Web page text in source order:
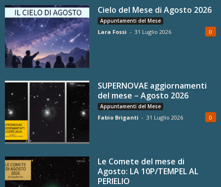
Cielo del Mese di Agosto 2026
Appuntamenti del Mese
Lara Fossi - 31 Luglio 2026 0
SUPERNOVAE aggiornamenti
del mese – Agosto 2026
Appuntamenti del Mese
Fabio Briganti - 31 Luglio 2026 0
Le Comete del mese di
Agosto: LA 10P/TEMPEL AL
PERIELIO